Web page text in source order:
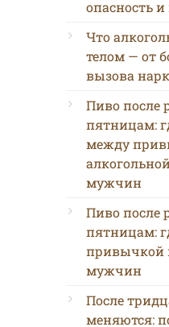
опасность
Что
телом — от
вызова
Пиво после
пятницам:
между
мужчин
Пиво после
пятницам:
привычкой
мужчин
После
меняются: